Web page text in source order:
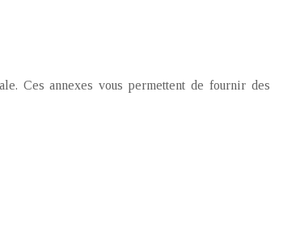
Ces annexes vous permettent de fournir des